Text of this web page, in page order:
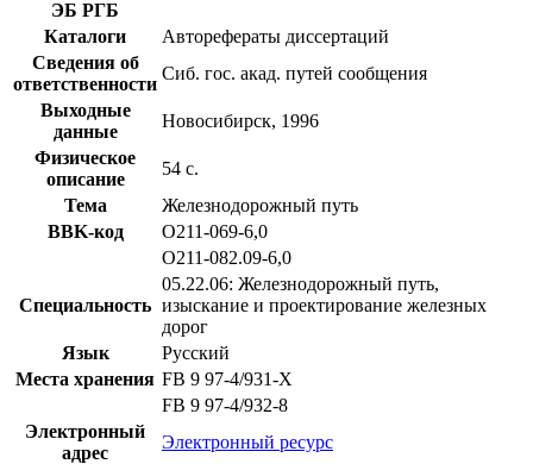
ЭБ РГБ
Каталоги
Авторефераты диссертаций
Сведения об
ответственности
Сиб. гос. акад. путей сообщения
Выходные
данные
Новосибирск, 1996
Физическое
описание
54 с.
Тема
Железнодорожный путь
BBK-код
О211-069-6,0
О211-082.09-6,0
Специальность
05.22.06: Железнодорожный путь,
изыскание и проектирование железных
дорог
Язык
Русский
Места хранения FB 9 97-4/931-X
FB 9 97-4/932-8
Электронный
адрес
Электронный ресурс